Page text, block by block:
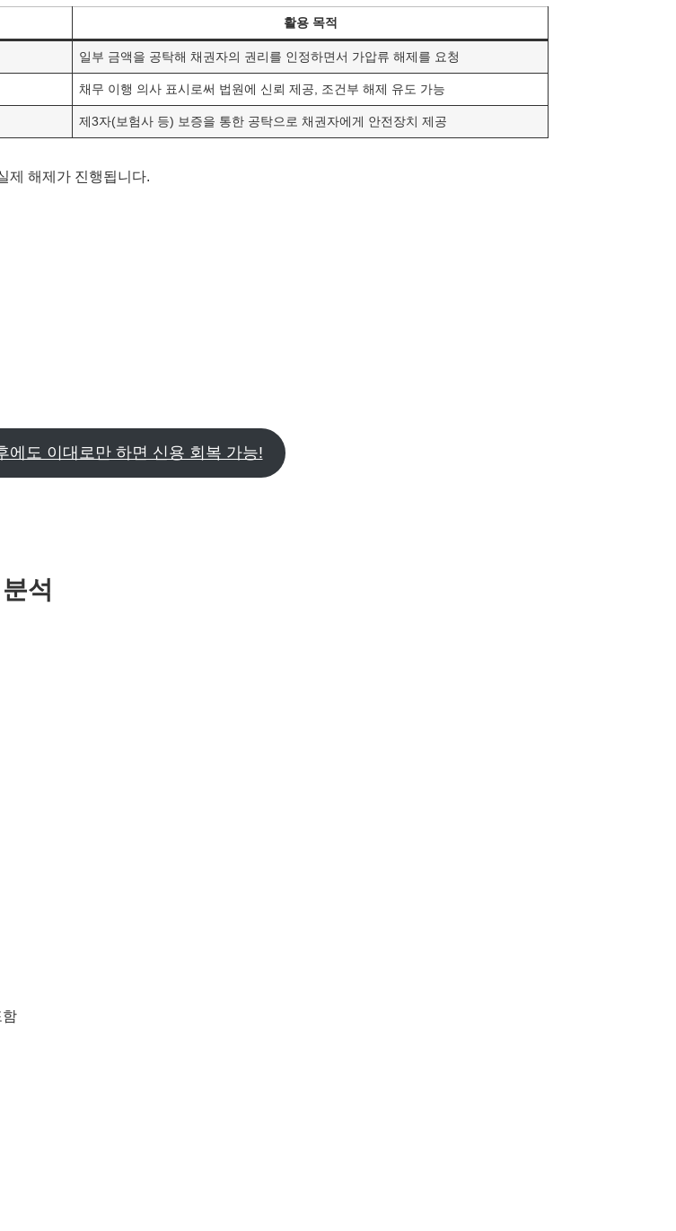
활용 목적
일부 금액을 공탁해 채권자의 권리를 인정하면서 가압류 해제를 요청
채무 이행 의사 표시로써 법원에 신뢰 제공, 조건부 해제 유도 가능
제3자(보험사 등) 보증을 통한 공탁으로 채권자에게 안전장치 제공
제 해제가 진행됩니다.
에도 이대로만 하면 신용 회복 가능!
석
함